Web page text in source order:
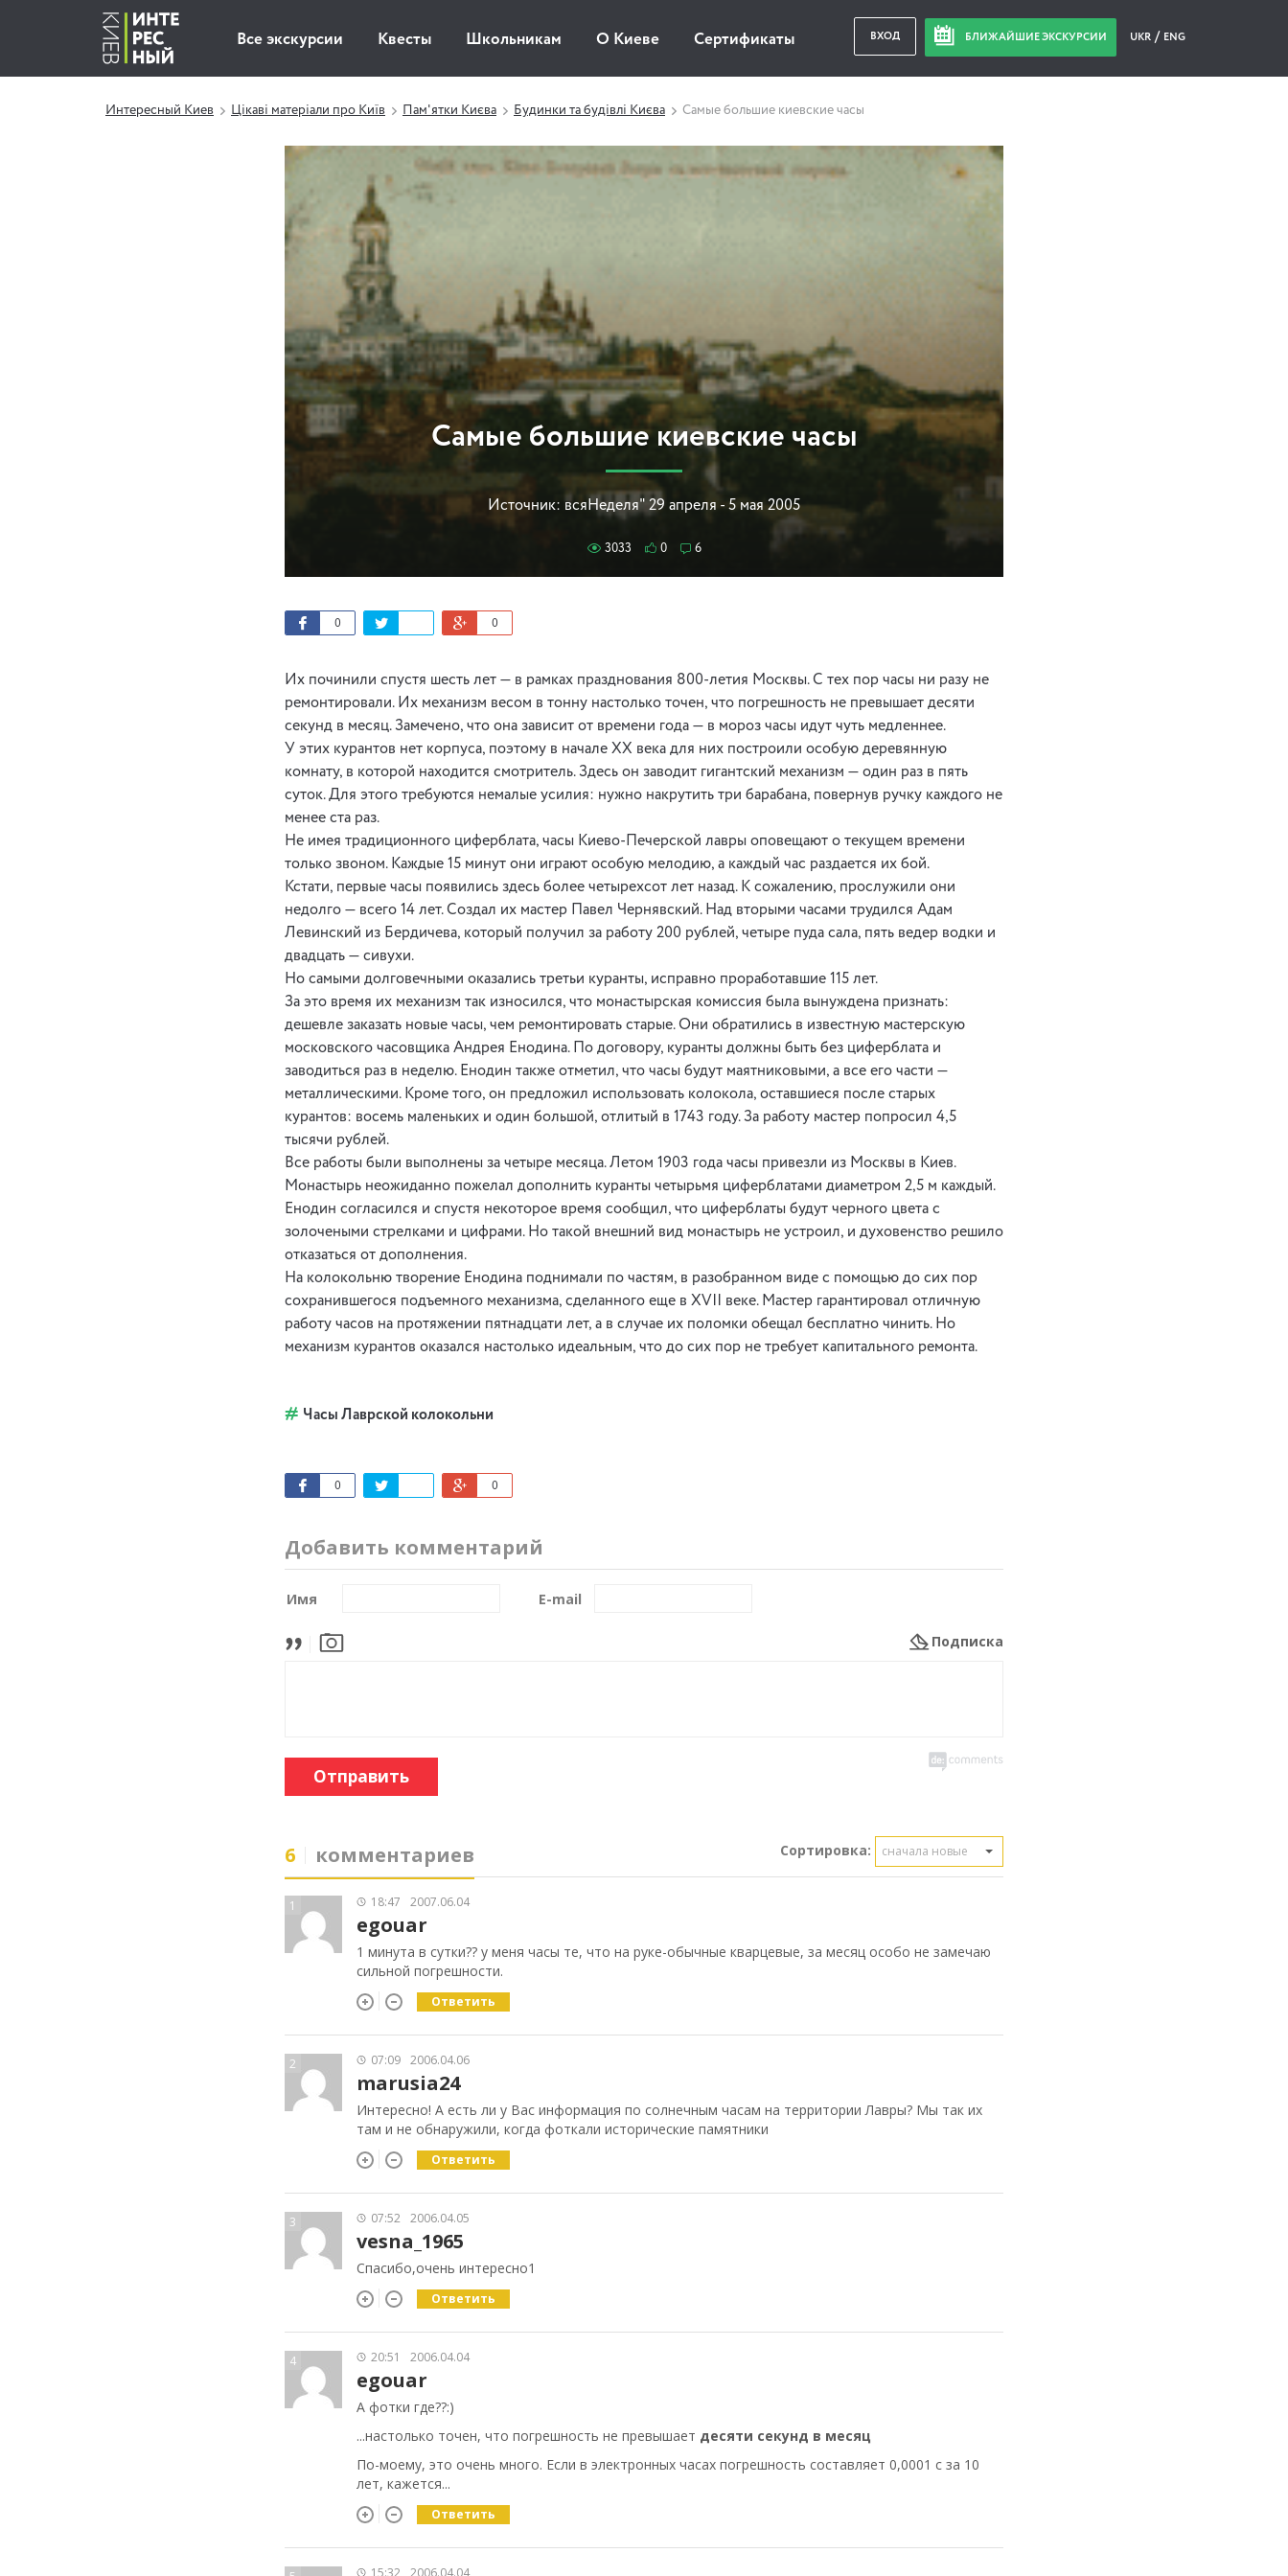
Все экскурсии Квесты Школьникам О Киеве Сертификаты ВХОД БЛИЖАЙШИЕ ЭКСКУРСИИ UKR ENG
Интересный Киев Цікаві матеріали про Київ Пам'ятки Києва Будинки та будівлі Києва Самые большие киевские часы
Самые большие киевские часы
Источник: всяНеделя" 29 апреля - 5 мая 2005
3033 0 6
0 0
Их починили спустя шесть лет — в рамках празднования 800-летия Москвы. С тех пор часы ни разу не
ремонтировали. Их механизм весом в тонну настолько точен, что погрешность не превышает десяти
секунд в месяц. Замечено, что она зависит от времени года — в мороз часы идут чуть медленнее.
У этих курантов нет корпуса, поэтому в начале XX века для них построили особую деревянную
комнату, в которой находится смотритель. Здесь он заводит гигантский механизм — один раз в пять
суток. Для этого требуются немалые усилия: нужно накрутить три барабана, повернув ручку каждого не
менее ста раз.
Не имея традиционного циферблата, часы Киево-Печерской лавры оповещают о текущем времени
только звоном. Каждые 15 минут они играют особую мелодию, а каждый час раздается их бой.
Кстати, первые часы появились здесь более четырехсот лет назад. К сожалению, прослужили они
недолго — всего 14 лет. Создал их мастер Павел Чернявский. Над вторыми часами трудился Адам
Левинский из Бердичева, который получил за работу 200 рублей, четыре пуда сала, пять ведер водки и
двадцать — сивухи.
Но самыми долговечными оказались третьи куранты, исправно проработавшие 115 лет.
За это время их механизм так износился, что монастырская комиссия была вынуждена признать:
дешевле заказать новые часы, чем ремонтировать старые. Они обратились в известную мастерскую
московского часовщика Андрея Енодина. По договору, куранты должны быть без циферблата и
заводиться раз в неделю. Енодин также отметил, что часы будут маятниковыми, а все его части —
металлическими. Кроме того, он предложил использовать колокола, оставшиеся после старых
курантов: восемь маленьких и один большой, отлитый в 1743 году. За работу мастер попросил 4,5
тысячи рублей.
Все работы были выполнены за четыре месяца. Летом 1903 года часы привезли из Москвы в Киев.
Монастырь неожиданно пожелал дополнить куранты четырьмя циферблатами диаметром 2,5 м каждый.
Енодин согласился и спустя некоторое время сообщил, что циферблаты будут черного цвета с
золочеными стрелками и цифрами. Но такой внешний вид монастырь не устроил, и духовенство решило
отказаться от дополнения.
На колокольню творение Енодина поднимали по частям, в разобранном виде с помощью до сих пор
сохранившегося подъемного механизма, сделанного еще в XVII веке. Мастер гарантировал отличную
работу часов на протяжении пятнадцати лет, а в случае их поломки обещал бесплатно чинить. Но
механизм курантов оказался настолько идеальным, что до сих пор не требует капитального ремонта.
Часы Лаврской колокольни
0 0
Добавить комментарий
Имя E-mail
Подписка
Отправить
6 комментариев Сортировка: сначала новые
1 18:47 2007.06.04
egouar
1 минута в сутки?? у меня часы те, что на руке-обычные кварцевые, за месяц особо не замечаю
сильной погрешности.
Ответить
2 07:09 2006.04.06
marusia24
Интересно! А есть ли у Вас информация по солнечным часам на территории Лавры? Мы так их
там и не обнаружили, когда фоткали исторические памятники
Ответить
3 07:52 2006.04.05
vesna_1965
Спасибо,очень интересно1
Ответить
4 20:51 2006.04.04
egouar
А фотки где??:)
...настолько точен, что погрешность не превышает десяти секунд в месяц
По-моему, это очень много. Если в электронных часах погрешность составляет 0,0001 с за 10
лет, кажется...
Ответить
15:32 2006.04.04